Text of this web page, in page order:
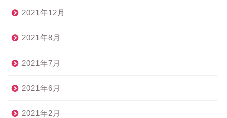
2021年12月
2021年8月
2021年7月
2021年6月
2021年2月